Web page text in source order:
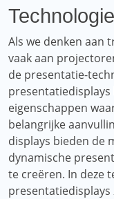
Technologie
Als we denken aan
vaak aan
de presentatie-
presentatiedisplays
eigenschappen
belangrijke
displays bieden de
dynamische
te creëren. In deze